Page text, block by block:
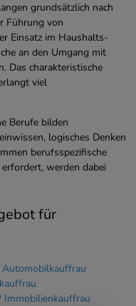
grundsätzlich nach
Führung von
Einsatz im Haushalts-
an den Umgang mit
Das charakteristische
viel
Berufe bilden
logisches Denken
berufsspezifische
werden dabei
für